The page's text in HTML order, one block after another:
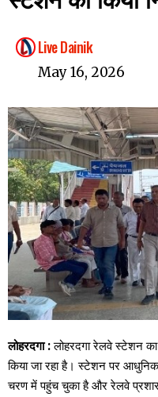
Live Dainik
May 16, 2026
लोहरदगा :लोहरदगा रेलवे स्टेशन
किया जा रहा है। स्टेशन पर
चरण में पहुंच चुका है और रेलवे